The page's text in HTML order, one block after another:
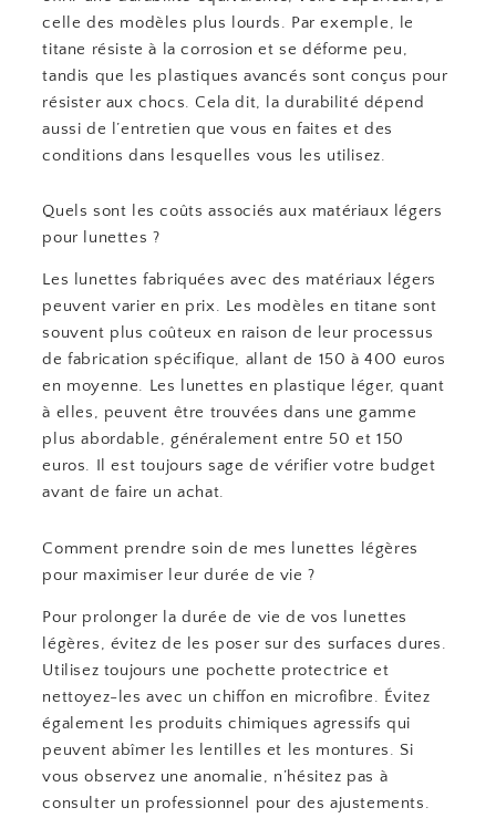
celle des modèles plus lourds. Par exemple, le
titane résiste à la corrosion et se déforme peu,
tandis que les plastiques avancés sont conçus pour
résister aux chocs. Cela dit, la durabilité dépend
aussi de l’entretien que vous en faites et des
conditions dans lesquelles vous les utilisez.
Quels sont les coûts associés aux matériaux légers
pour lunettes ?
Les lunettes fabriquées avec des matériaux légers
peuvent varier en prix. Les modèles en titane sont
souvent plus coûteux en raison de leur processus
de fabrication spécifique, allant de 150 à 400 euros
en moyenne. Les lunettes en plastique léger, quant
à elles, peuvent être trouvées dans une gamme
plus abordable, généralement entre 50 et 150
euros. Il est toujours sage de vérifier votre budget
avant de faire un achat.
Comment prendre soin de mes lunettes légères
pour maximiser leur durée de vie ?
Pour prolonger la durée de vie de vos lunettes
légères, évitez de les poser sur des surfaces dures.
Utilisez toujours une pochette protectrice et
nettoyez-les avec un chiffon en microfibre. Évitez
également les produits chimiques agressifs qui
peuvent abîmer les lentilles et les montures. Si
vous observez une anomalie, n’hésitez pas à
consulter un professionnel pour des ajustements.